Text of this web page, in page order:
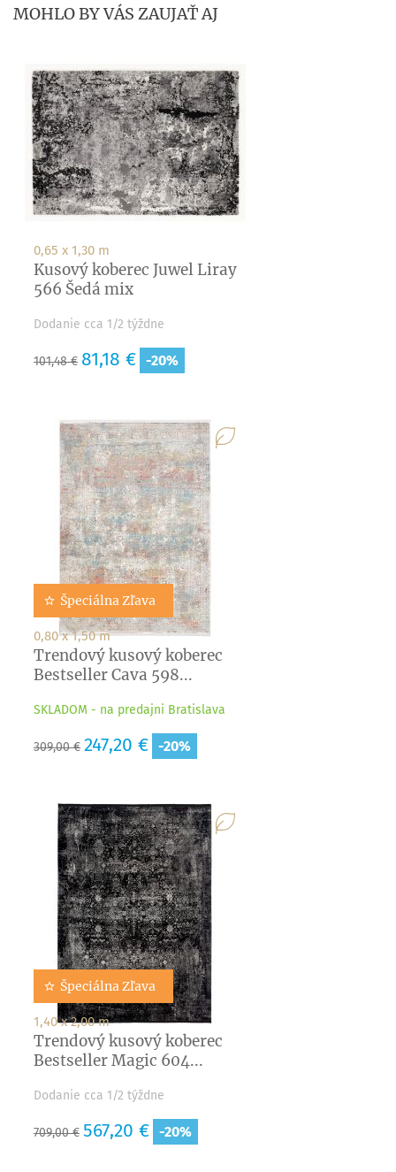
MOHLO BY VÁS ZAUJAŤ AJ
0,65 x 1,30 m
Kusový koberec Juwel Liray
566 Šedá mix
Dodanie cca 1/2 týždne
Základná
cena
101,48 € Cena
81,18 € -20%
Špeciálna Zľava
0,80 x 1,50 m
Trendový kusový koberec
Bestseller Cava 598...
SKLADOM - na predajni Bratislava
Základná
cena
309,00 € Cena
247,20 € -20%
Špeciálna Zľava
1,40 x 2,00 m
Trendový kusový koberec
Bestseller Magic 604...
Dodanie cca 1/2 týždne
Základná
cena
709,00 € Cena
567,20 € -20%